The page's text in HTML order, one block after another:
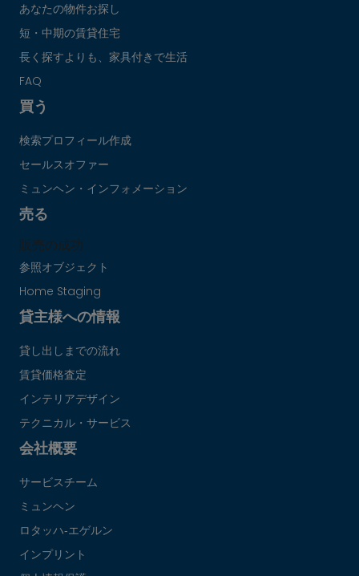
あなたの物件お探し
短・中期の賃貸住宅
長く探すよりも、家具付きで生活
FAQ
買う
検索プロフィール作成
セールスオファー
ミュンヘン・インフォメーション
売る
販売の成功
参照オブジェクト
Home Staging
貸主様への情報
貸し出しまでの流れ
賃貸価格査定
インテリアデザイン
テクニカル・サービス
会社概要
サービスチーム
ミュンヘン
ロタッハ‐エゲルン
インプリント